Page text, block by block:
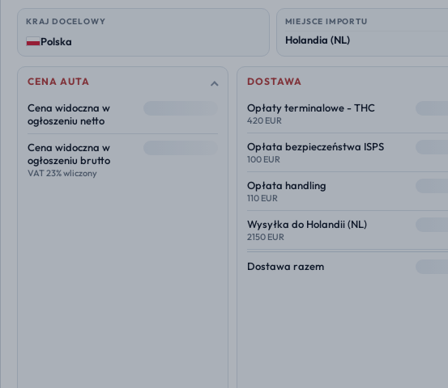
KRAJ DOCELOWY
Polska
MIEJSCE IMPORTU
CENA AUTA
Cena widoczna w
ogłoszeniu netto
Cena widoczna w
ogłoszeniu brutto
VAT 23% wliczony
DOSTAWA
Opłaty terminalowe - THC
420 EUR
Opłata bezpieczeństwa ISPS
100 EUR
Opłata handling
110 EUR
Wysyłka do Holandii (NL)
2150 EUR
Dostawa razem